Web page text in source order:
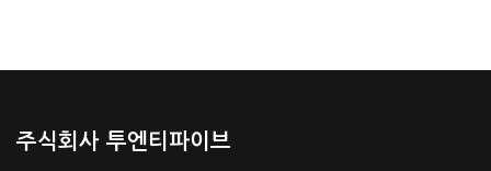
주식회사 투엔티파이브